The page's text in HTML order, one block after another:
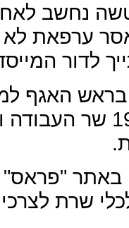
נחשב
לדור
שרת